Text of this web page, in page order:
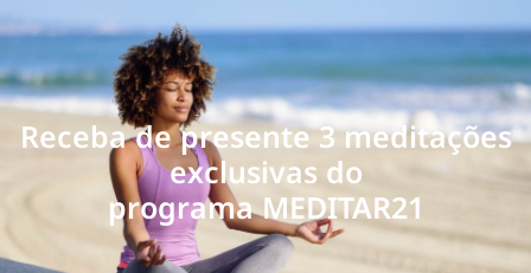
Receba de presente 3 meditações
exclusivas do
programa MEDITAR21